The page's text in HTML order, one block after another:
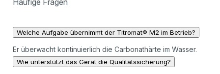
Häufige Fragen
Welche Aufgabe übernimmt der Titromat® M2 im Betrieb?
Er überwacht kontinuierlich die Carbonathärte im Wasser.
Wie unterstützt das Gerät die Qualitätssicherung?